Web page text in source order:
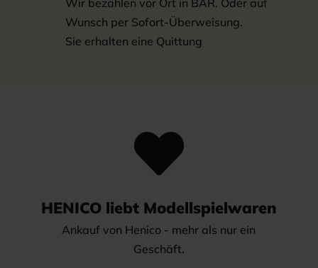
Wunsch per Sofort-Überweisung.
Sie erhalten eine Quittung

HENICO liebt Modellspielwaren
Ankauf von Henico - mehr als nur ein
Geschäft.